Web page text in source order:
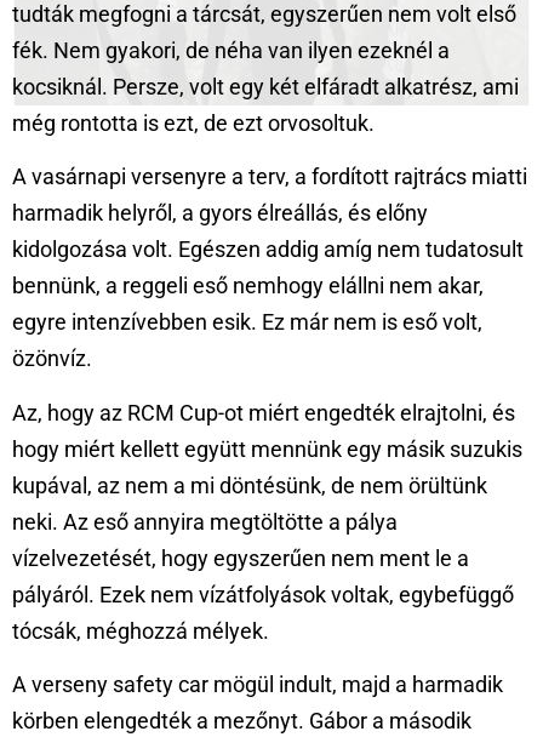
tudták megfogni a tárcsát, egyszerűen nem volt első
fék. Nem gyakori, de néha van ilyen ezeknél a
kocsiknál. Persze, volt egy két elfáradt alkatrész, ami
még rontotta is ezt, de ezt orvosoltuk.
A vasárnapi versenyre a terv, a fordított rajtrács miatti
harmadik helyről, a gyors élreállás, és előny
kidolgozása volt. Egészen addig amíg nem tudatosult
bennünk, a reggeli eső nemhogy elállni nem akar,
egyre intenzívebben esik. Ez már nem is eső volt,
özönvíz.
Az, hogy az RCM Cup-ot miért engedték elrajtolni, és
hogy miért kellett együtt mennünk egy másik suzukis
kupával, az nem a mi döntésünk, de nem örültünk
neki. Az eső annyira megtöltötte a pálya
vízelvezetését, hogy egyszerűen nem ment le a
pályáról. Ezek nem vízátfolyások voltak, egybefüggő
tócsák, méghozzá mélyek.
A verseny safety car mögül indult, majd a harmadik
körben elengedték a mezőnyt. Gábor a második